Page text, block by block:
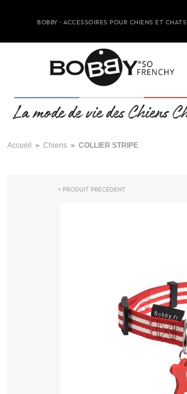
BOBBY - ACCESSOIRES POUR CHIENS ET CHATS
Accueil Chiens COLLIER STRIPE
Produit précédent